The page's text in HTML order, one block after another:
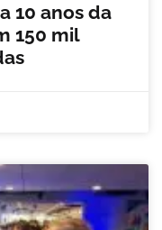
10 anos da
150 mil